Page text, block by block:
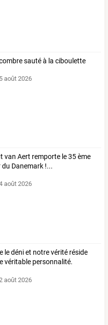
sauté à la ciboulette
5 août 2026
van Aert remporte le 35 ème
du Danemark !...
août 2026
le déni et notre vérité réside
véritable personnalité.
août 2026